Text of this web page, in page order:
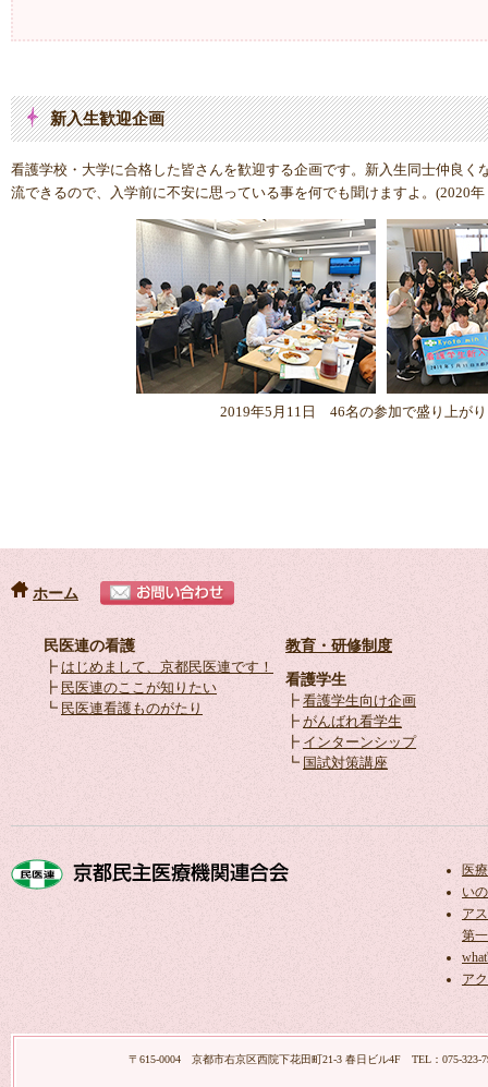
新入生歓迎企画
看護学校・大学に合格した皆さんを歓迎する企画です。新入生同士仲良く
流できるので、入学前に不安に思っている事を何でも聞けますよ。(2020
2019年5月11日 46名の参加で盛り上が
ホーム
民医連の看護
┣ はじめまして、京都民医連です！
┣ 民医連のここが知りたい
┗ 民医連看護ものがたり
教育・研修制度
看護学生
┣ 看護学生向け企画
┣ がんばれ看学生
┣ インターンシップ
┗ 国試対策講座
医
い
ア
第
ア
〒615-0004 京都市右京区西院下花田町21-3 春日ビル4F TEL：075-323-